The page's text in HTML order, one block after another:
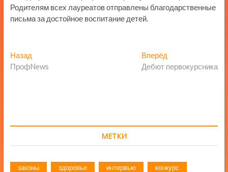
Родителям всех лауреатов отправлены благодарственные
письма за достойное воспитание детей.
Навигация
по
НазадПредыдущая
запись:
ПрофNews
Вперёд
запись:
Дебют первокурсника
МЕТКИ
законы здоровье интервью конкурс